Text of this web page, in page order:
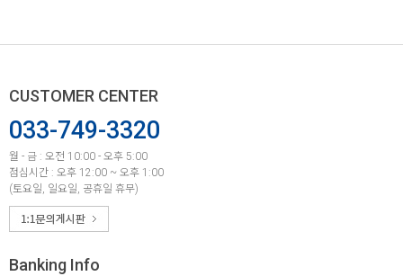
CUSTOMER CENTER
033-749-3320
월 - 금 : 오전 10:00 - 오후 5:00
점심시간 : 오후 12:00 ~ 오후 1:00
(토요일, 일요일, 공휴일 휴무)
Banking Info